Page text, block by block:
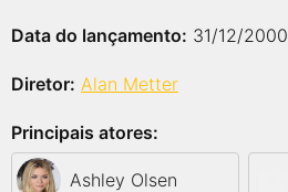
Data do lançamento: 31/12/2000
Diretor: Alan Metter
Principais atores:
Ashley Olsen